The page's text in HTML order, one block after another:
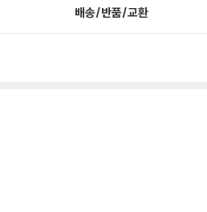
배송/반품/교환